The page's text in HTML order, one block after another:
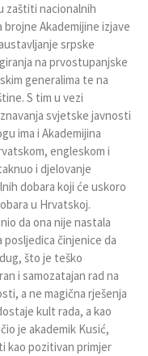
zaštiti nacionalnih
Akademijine izjave
srpske
na prvostupanjske
generalima te na
S tim u vezi
svjetske javnosti
ima i Akademijina
engleskom i
i djelovanje
dobara koji će uskoro
u Hrvatskoj.
da ona nije nastala
posljedica činjenice da
što je teško
i samozatajan rad na
a ne magična rješenja
kult rada, a kao
je akademik Kusić,
kao pozitivan primjer